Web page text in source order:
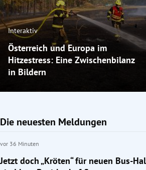
Interaktiv
Österreich und Europa im
Hitzestress: Eine Zwischenbilanz
in Bildern
Die neuesten Meldungen
vor 36 Minuten
Jetzt doch „Kröten“ für neuen Bus-